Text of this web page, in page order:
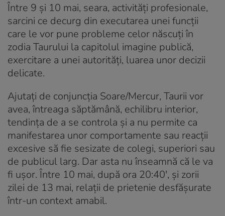
Între 9 și 10 mai, seara, activități profesionale,
sarcini ce decurg din executarea unei funcții
care le vor pune probleme celor născuți în
zodia Taurului la capitolul imagine publică,
exercitare a unei autorități, luarea unor decizii
delicate.
Ajutați de conjuncția Soare/Mercur, Taurii vor
avea, întreaga săptămână, echilibru interior,
tendința de a se controla și a nu permite ca
manifestarea unor comportamente sau reacții
excesive să fie sesizate de colegi, superiori sau
de publicul larg. Dar asta nu înseamnă că le va
fi ușor. Între 10 mai, după ora 20:40′, și zorii
zilei de 13 mai, relații de prietenie desfășurate
într-un context amabil.